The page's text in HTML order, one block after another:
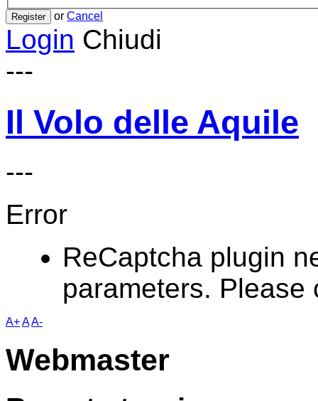
Register or Cancel
Login Chiudi
---
Il Volo delle Aquile
---
Error
ReCaptcha plugin
parameters. Please
A+AA-
Webmaster